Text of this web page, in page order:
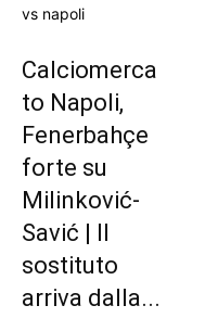
Calciomerca
to Napoli,
Fenerbahçe
forte su
Milinković-
Savić | Il
sostituto
arriva dalla...